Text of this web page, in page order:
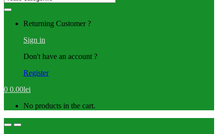
Returning Customer ?
Sign in
Don't have an account ?
Register
0 0.00lei
No products in the cart.